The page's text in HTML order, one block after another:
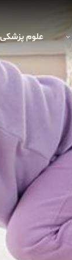
علوم پزشکی